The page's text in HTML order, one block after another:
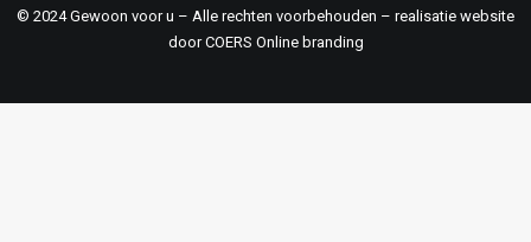
© 2024 Gewoon voor u – Alle rechten voorbehouden – realisatie website
doorCOERS Online branding